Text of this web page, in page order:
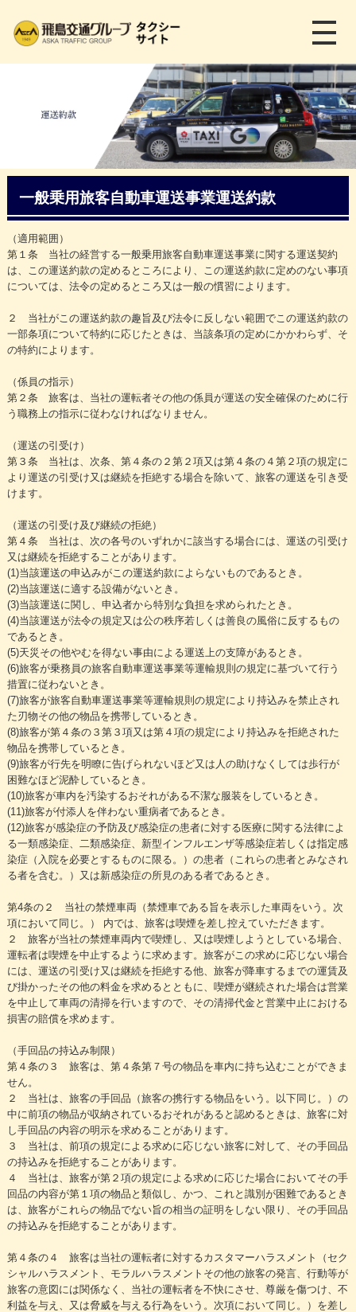
ニ
ー
を
開
く
一般乗用旅客自動車運送事業運送約款
（適用範囲）
第１条 当社の経営する一般乗用旅客自動車運送事業に関する運送契約
は、この運送約款の定めるところにより、この運送約款に定めのない事項
については、法令の定めるところ又は一般の慣習によります。
２ 当社がこの運送約款の趣旨及び法令に反しない範囲でこの運送約款の
一部条項について特約に応じたときは、当該条項の定めにかかわらず、そ
の特約によります。
（係員の指示）
第２条 旅客は、当社の運転者その他の係員が運送の安全確保のために行
う職務上の指示に従わなければなりません。
（運送の引受け）
第３条 当社は、次条、第４条の２第２項又は第４条の４第２項の規定に
より運送の引受け又は継続を拒絶する場合を除いて、旅客の運送を引き受
けます。
（運送の引受け及び継続の拒絶）
第４条 当社は、次の各号のいずれかに該当する場合には、運送の引受け
又は継続を拒絶することがあります。
(1)当該運送の申込みがこの運送約款によらないものであるとき。
(2)当該運送に適する設備がないとき。
(3)当該運送に関し、申込者から特別な負担を求められたとき。
(4)当該運送が法令の規定又は公の秩序若しくは善良の風俗に反するもの
であるとき。
(5)天災その他やむを得ない事由による運送上の支障があるとき。
(6)旅客が乗務員の旅客自動車運送事業等運輸規則の規定に基づいて行う
措置に従わないとき。
(7)旅客が旅客自動車運送事業等運輸規則の規定により持込みを禁止され
た刃物その他の物品を携帯しているとき。
(8)旅客が第４条の３第３項又は第４項の規定により持込みを拒絶された
物品を携帯しているとき。
(9)旅客が行先を明瞭に告げられないほど又は人の助けなくしては歩行が
困難なほど泥酔しているとき。
(10)旅客が車内を汚染するおそれがある不潔な服装をしているとき。
(11)旅客が付添人を伴わない重病者であるとき。
(12)旅客が感染症の予防及び感染症の患者に対する医療に関する法律によ
る一類感染症、二類感染症、新型インフルエンザ等感染症若しくは指定感
染症（入院を必要とするものに限る。）の患者（これらの患者とみなされ
る者を含む。）又は新感染症の所見のある者であるとき。
第4条の２ 当社の禁煙車両（禁煙車である旨を表示した車両をいう。次
項において同じ。） 内では、旅客は喫煙を差し控えていただきます。
２ 旅客が当社の禁煙車両内で喫煙し、又は喫煙しようとしている場合、
運転者は喫煙を中止するように求めます。旅客がこの求めに応じない場合
には、運送の引受け又は継続を拒絶する他、旅客が降車するまでの運賃及
び掛かったその他の料金を求めるとともに、喫煙が継続された場合は営業
を中止して車両の清掃を行いますので、その清掃代金と営業中止における
損害の賠償を求めます。
（手回品の持込み制限）
第４条の３ 旅客は、第４条第７号の物品を車内に持ち込むことができま
せん。
２ 当社は、旅客の手回品（旅客の携行する物品をいう。以下同じ。）の
中に前項の物品が収納されているおそれがあると認めるときは、旅客に対
し手回品の内容の明示を求めることがあります。
３ 当社は、前項の規定による求めに応じない旅客に対して、その手回品
の持込みを拒絶することがあります。
４ 当社は、旅客が第２項の規定による求めに応じた場合においてその手
回品の内容が第１項の物品と類似し、かつ、これと識別が困難であるとき
は、旅客がこれらの物品でない旨の相当の証明をしない限り、その手回品
の持込みを拒絶することがあります。
第４条の４ 旅客は当社の運転者に対するカスタマーハラスメント（セク
シャルハラスメント、モラルハラスメントその他の旅客の発言、行動等が
旅客の意図には関係なく、当社の運転者を不快にさせ、尊厳を傷つけ、不
利益を与え、又は脅威を与える行為をいう。次項において同じ。）を差し